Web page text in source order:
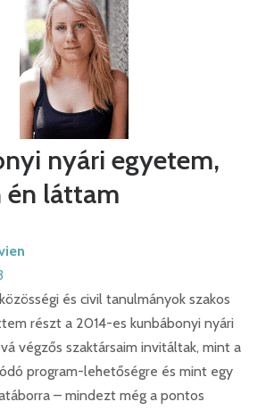
nyári egyetem,
én láttam
és civil tanulmányok szakos
részt a 2014-es kunbábonyi nyári
végzős szaktársaim invitáltak, mint a
program-lehetőségre és mint egy
– mindezt még a pontos